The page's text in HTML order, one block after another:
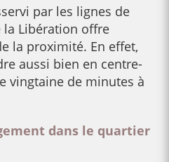
par les lignes de
Libération offre
la proximité. En effet,
aussi bien en centre-
vingtaine de minutes à
dans le quartier